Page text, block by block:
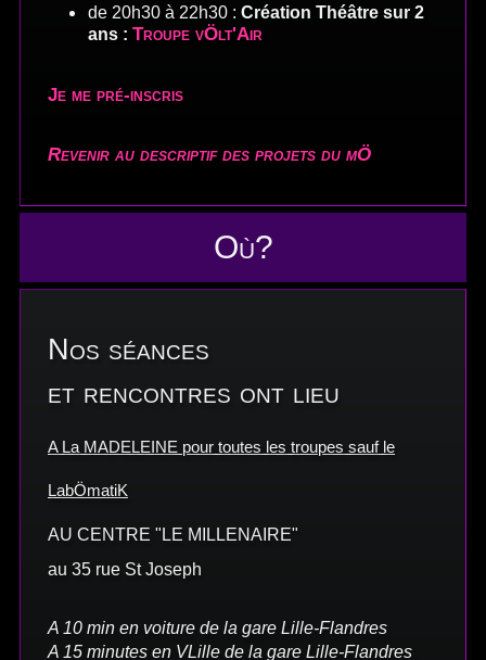
de 20h30 à 22h30 : Création Théâtre sur 2
ans : Troupe vÖlt'Air
Je me pré-inscris
Revenir au descriptif des projets du mÖ
Où?
Nos séances
et rencontres ont lieu
A La MADELEINE pour toutes les troupes sauf le
LabÖmatiK
AU CENTRE "LE MILLENAIRE"
au 35 rue St Joseph
A 10 min en voiture de la gare Lille-Flandres
A 15 minutes en VLille de la gare Lille-Flandres